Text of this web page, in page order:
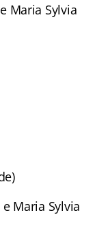
Maria Sylvia
Maria Sylvia